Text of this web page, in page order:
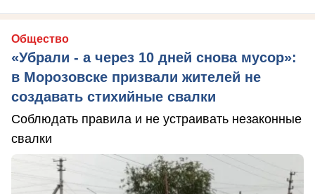
Общество
«Убрали - а через 10 дней снова мусор»:
в Морозовске призвали жителей не
создавать стихийные свалки
Соблюдать правила и не устраивать незаконные
свалки